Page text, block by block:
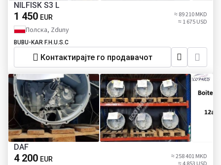
NILFISK S3 L
1 450 EUR
≈ 89 210 MKD
≈ 1 675 USD
Полска, Zduny
BUBU-KAR F.H.U.S.C
Контактирајте го продавачот
DAF
4 200 EUR
≈ 258 401 MKD
≈ 4 853 USD